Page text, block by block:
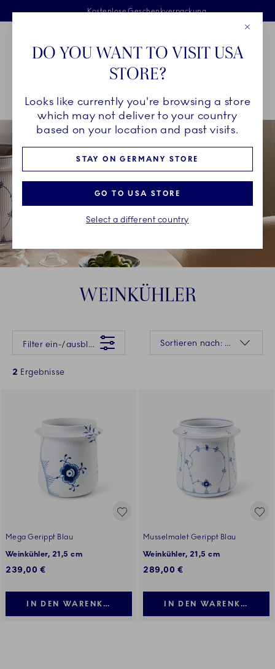
Sprunglinks
Kostenlose Lieferung für Bestellungen über 125 €
Kostenlose Geschenkverpackung
Zweijährige Bruchgarantie
Main Navigation
Breadcrumb Headlinesss
Startseite
PRODUKTE Serviergeschirr Weinkühler
WEINKÜHLER
Da ist etwas schiefgelaufen Bitte versuchen Sie es später erneut.
Filter ein-/ausblenden
Sortieren nach: Relevanz
2 Ergebnisse
Mega Gerippt Blau
Weinkühler, 21,5 cm
239,00 €
IN DEN WARENKORB LEGEN
Musselmalet Gerippt Blau
Weinkühler, 21,5 cm
289,00 €
IN DEN WARENKORB
DO YOU WANT TO VISIT USA
STORE?
Looks like currently you're browsing a store
which may not deliver to your country
based on your location and past visits.
STAY ON GERMANY STORE
GO TO USA STORE
Select a different country